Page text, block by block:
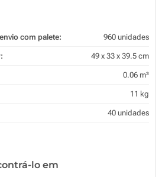
com palete: 960 unidades
49 x 33 x 39.5 cm
0.06 m³
11 kg
40 unidades
lo em